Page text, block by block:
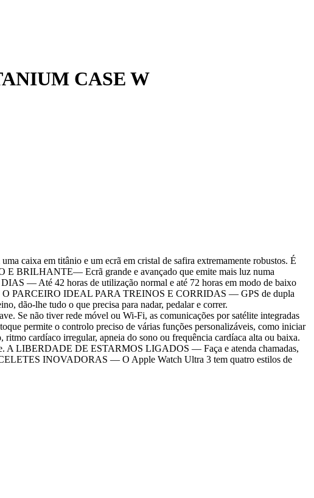
CASE W
caixa em titânio e um ecrã em cristal de safira extremamente robustos. É
E BRILHANTE— Ecrã grande e avançado que emite mais luz numa
— Até 42 horas de utilização normal e até 72 horas em modo de baixo
O PARCEIRO IDEAL PARA TREINOS E CORRIDAS — GPS de dupla
dão-lhe tudo o que precisa para nadar, pedalar e correr.
não tiver rede móvel ou Wi-Fi, as comunicações por satélite integradas
permite o controlo preciso de várias funções personalizáveis, como iniciar
cardíaco irregular, apneia do sono ou frequência cardíaca alta ou baixa.
A LIBERDADE DE ESTARMOS LIGADOS — Faça e atenda chamadas,
INOVADORAS — O Apple Watch Ultra 3 tem quatro estilos de